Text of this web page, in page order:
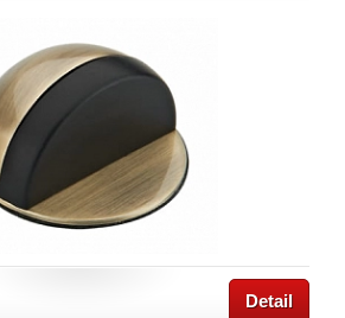
Detail